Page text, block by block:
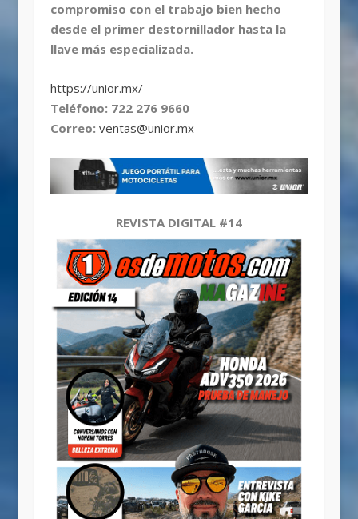
compromiso con el trabajo bien hecho
desde el primer destornillador hasta la
llave más especializada.
https://unior.mx/
Teléfono: 722 276 9660
Correo: ventas@unior.mx
REVISTA DIGITAL #14